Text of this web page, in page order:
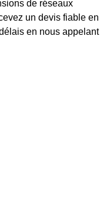
de réseaux
un devis fiable en
en nous appelant